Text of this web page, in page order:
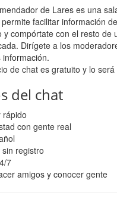
de Lares es una
facilitar información
y compórtate con el resto de
Dirígete a los
de chat es gratuito y lo será
del chat
rápido
con gente real
registro
7
amigos y conocer gente